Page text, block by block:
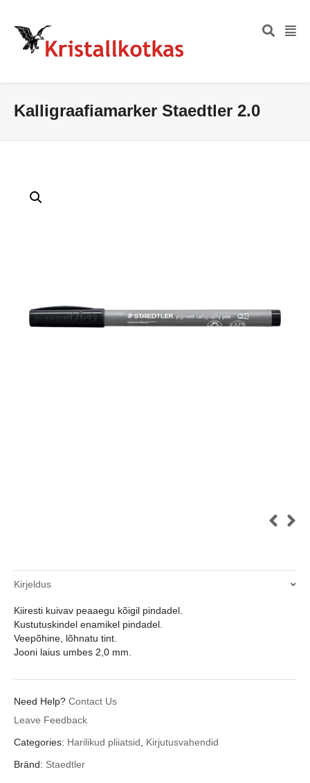
Kalligraafiamarker Staedtler 2.0
Kirjeldus
Kiiresti kuivav peaaegu kõigil pindadel.
Kustutuskindel enamikel pindadel.
Veepõhine, lõhnatu tint.
Jooni laius umbes 2,0 mm.
Need Help? Contact Us
Leave Feedback
Categories: Harilikud pliiatsid, Kirjutusvahendid
Bränd: Staedtler